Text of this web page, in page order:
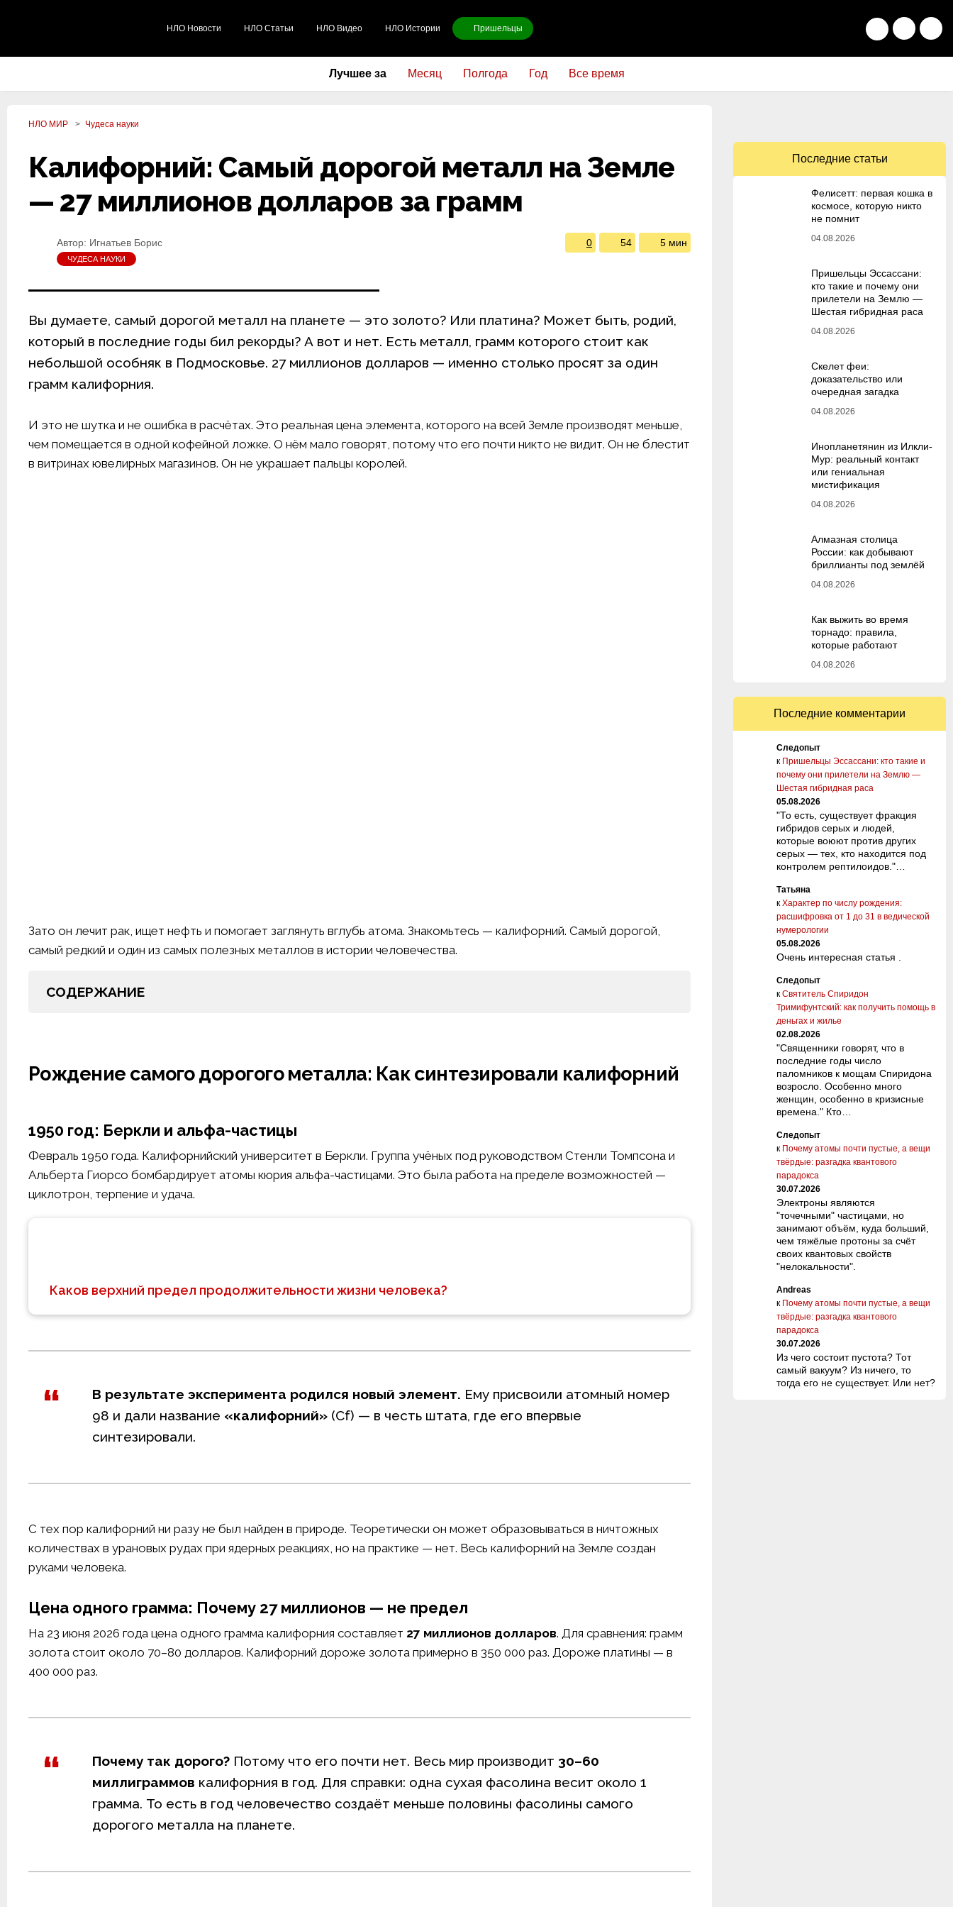
НЛО Новости НЛО Статьи НЛО Видео НЛО Истории Пришельцы
Лучшее за Месяц Полгода Год Все время
НЛО МИР Чудеса науки
Калифорний: Самый дорогой металл на Земле
— 27 миллионов долларов за грамм
Автор: Игнатьев Борис
ЧУДЕСА НАУКИ
5 мин
54
0
Вы думаете, самый дорогой металл на планете — это золото? Или платина? Может быть, родий,
который в последние годы бил рекорды? А вот и нет. Есть металл, грамм которого стоит как
небольшой особняк в Подмосковье. 27 миллионов долларов — именно столько просят за один
грамм калифорния.
И это не шутка и не ошибка в расчётах. Это реальная цена элемента, которого на всей Земле производят меньше,
чем помещается в одной кофейной ложке. О нём мало говорят, потому что его почти никто не видит. Он не блестит
в витринах ювелирных магазинов. Он не украшает пальцы королей.
Зато он лечит рак, ищет нефть и помогает заглянуть вглубь атома. Знакомьтесь — калифорний. Самый дорогой,
самый редкий и один из самых полезных металлов в истории человечества.
СОДЕРЖАНИЕ
Рождение самого дорогого металла: Как синтезировали калифорний
1950 год: Беркли и альфа-частицы
Февраль 1950 года. Калифорнийский университет в Беркли. Группа учёных под руководством Стенли Томпсона и
Альберта Гиорсо бомбардирует атомы кюрия альфа-частицами. Это была работа на пределе возможностей —
циклотрон, терпение и удача.
Каков верхний предел продолжительности жизни человека?
В результате эксперимента родился новый элемент. Ему присвоили атомный номер
98 и дали название «калифорний» (Cf) — в честь штата, где его впервые
синтезировали.
С тех пор калифорний ни разу не был найден в природе. Теоретически он может образовываться в ничтожных
количествах в урановых рудах при ядерных реакциях, но на практике — нет. Весь калифорний на Земле создан
руками человека.
Цена одного грамма: Почему 27 миллионов — не предел
На 23 июня 2026 года цена одного грамма калифорния составляет 27 миллионов долларов. Для сравнения: грамм
золота стоит около 70–80 долларов. Калифорний дороже золота примерно в 350 000 раз. Дороже платины — в
400 000 раз.
Почему так дорого? Потому что его почти нет. Весь мир производит 30–60
миллиграммов калифорния в год. Для справки: одна сухая фасолина весит около 1
грамма. То есть в год человечество создаёт меньше половины фасолины самого
дорогого металла на планете.
Последние статьи
Фелисетт: первая кошка в
космосе, которую никто
не помнит
04.08.2026
Пришельцы Эссассани:
кто такие и почему они
прилетели на Землю —
Шестая гибридная раса
04.08.2026
Скелет феи:
доказательство или
очередная загадка
04.08.2026
Инопланетянин из Илкли-
Мур: реальный контакт
или гениальная
мистификация
04.08.2026
Алмазная столица
России: как добывают
бриллианты под землёй
04.08.2026
Как выжить во время
торнадо: правила,
которые работают
04.08.2026
Последние комментарии
Следопыт
к Пришельцы Эссассани: кто такие и
почему они прилетели на Землю —
Шестая гибридная раса
05.08.2026
"То есть, существует фракция
гибридов серых и людей,
которые воюют против других
серых — тех, кто находится под
контролем рептилоидов."…
Татьяна
к Характер по числу рождения:
расшифровка от 1 до 31 в ведической
нумерологии
05.08.2026
Очень интересная статья .
Следопыт
к Святитель Спиридон
Тримифунтский: как получить помощь в
деньгах и жилье
02.08.2026
"Священники говорят, что в
последние годы число
паломников к мощам Спиридона
возросло. Особенно много
женщин, особенно в кризисные
времена." Кто…
Следопыт
к Почему атомы почти пустые, а вещи
твёрдые: разгадка квантового
парадокса
30.07.2026
Электроны являются
"точечными" частицами, но
занимают объём, куда больший,
чем тяжёлые протоны за счёт
своих квантовых свойств
"нелокальности".
Andreas
к Почему атомы почти пустые, а вещи
твёрдые: разгадка квантового
парадокса
30.07.2026
Из чего состоит пустота? Тот
самый вакуум? Из ничего, то
тогда его не существует. Или нет?